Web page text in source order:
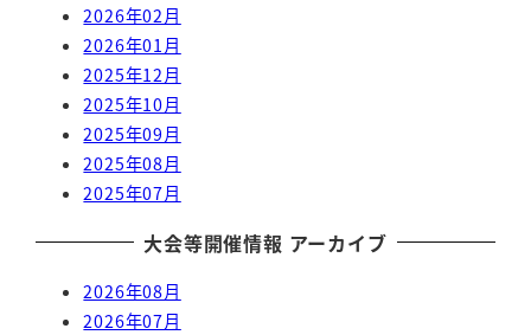
2026年02月
2026年01月
2025年12月
2025年10月
2025年09月
2025年08月
2025年07月
大会等開催情報 アーカイブ
2026年08月
2026年07月